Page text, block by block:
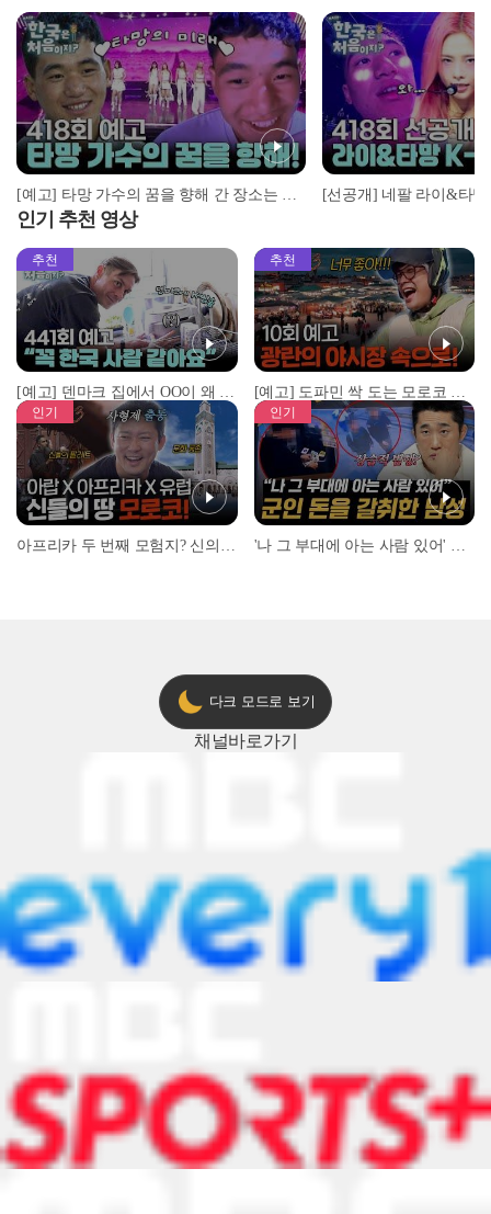
[예고] 타망 가수의 꿈을 향해 간 장소는 어디? 그리고 포터 듀오 vs 한국 산 그 결말은?
인기 추천 영상
추천
[예고] 덴마크 집에서 OO이 왜 나와...? 이상할 정도로 한국을 사랑하는 우리 형을 제보합니다!
추천
[예고] 도파민 싹 도는 모로코 야시장 투어!
인기 인기
다크 모드로 보기
채널바로가기